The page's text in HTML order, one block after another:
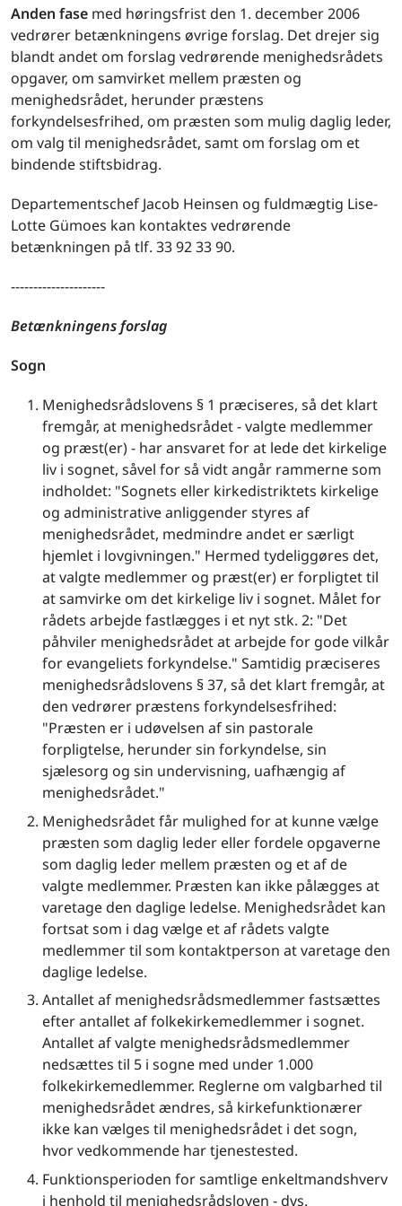
Anden fase med høringsfrist den 1. december 2006
vedrører betænkningens øvrige forslag. Det drejer sig
blandt andet om forslag vedrørende menighedsrådets
opgaver, om samvirket mellem præsten og
menighedsrådet, herunder præstens
forkyndelsesfrihed, om præsten som mulig daglig leder,
om valg til menighedsrådet, samt om forslag om et
bindende stiftsbidrag.
Departementschef Jacob Heinsen og fuldmægtig Lise-
Lotte Gümoes kan kontaktes vedrørende
betænkningen på tlf. 33 92 33 90.
---------------------
Betænkningens forslag
Sogn
Menighedsrådslovens § 1 præciseres, så det klart
fremgår, at menighedsrådet - valgte medlemmer
og præst(er) - har ansvaret for at lede det kirkelige
liv i sognet, såvel for så vidt angår rammerne som
indholdet: "Sognets eller kirkedistriktets kirkelige
og administrative anliggender styres af
menighedsrådet, medmindre andet er særligt
hjemlet i lovgivningen." Hermed tydeliggøres det,
at valgte medlemmer og præst(er) er forpligtet til
at samvirke om det kirkelige liv i sognet. Målet for
rådets arbejde fastlægges i et nyt stk. 2: "Det
påhviler menighedsrådet at arbejde for gode vilkår
for evangeliets forkyndelse." Samtidig præciseres
menighedsrådslovens § 37, så det klart fremgår, at
den vedrører præstens forkyndelsesfrihed:
"Præsten er i udøvelsen af sin pastorale
forpligtelse, herunder sin forkyndelse, sin
sjælesorg og sin undervisning, uafhængig af
menighedsrådet."
Menighedsrådet får mulighed for at kunne vælge
præsten som daglig leder eller fordele opgaverne
som daglig leder mellem præsten og et af de
valgte medlemmer. Præsten kan ikke pålægges at
varetage den daglige ledelse. Menighedsrådet kan
fortsat som i dag vælge et af rådets valgte
medlemmer til som kontaktperson at varetage den
daglige ledelse.
Antallet af menighedsrådsmedlemmer fastsættes
efter antallet af folkekirkemedlemmer i sognet.
Antallet af valgte menighedsrådsmedlemmer
nedsættes til 5 i sogne med under 1.000
folkekirkemedlemmer. Reglerne om valgbarhed til
menighedsrådet ændres, så kirkefunktionærer
ikke kan vælges til menighedsrådet i det sogn,
hvor vedkommende har tjenestested.
Funktionsperioden for samtlige enkeltmandshverv
i henhold til menighedsrådsloven - dvs.